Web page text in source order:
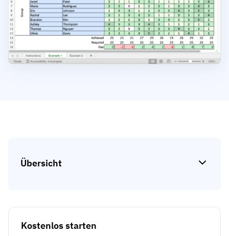
Prognosen & Trends
19. März 2026
Schluss mit dem Hinterherlaufen,
automatisieren Sie
mit AG5 Workflows
Übersicht
Kostenlos starten